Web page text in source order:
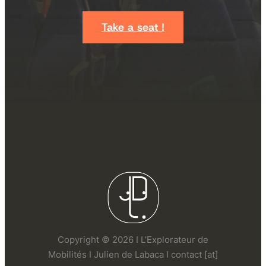
Take a seat !
Copyright © 2026 I L’Explorateur de
Mobilités I Julien de Labaca I contact [at]